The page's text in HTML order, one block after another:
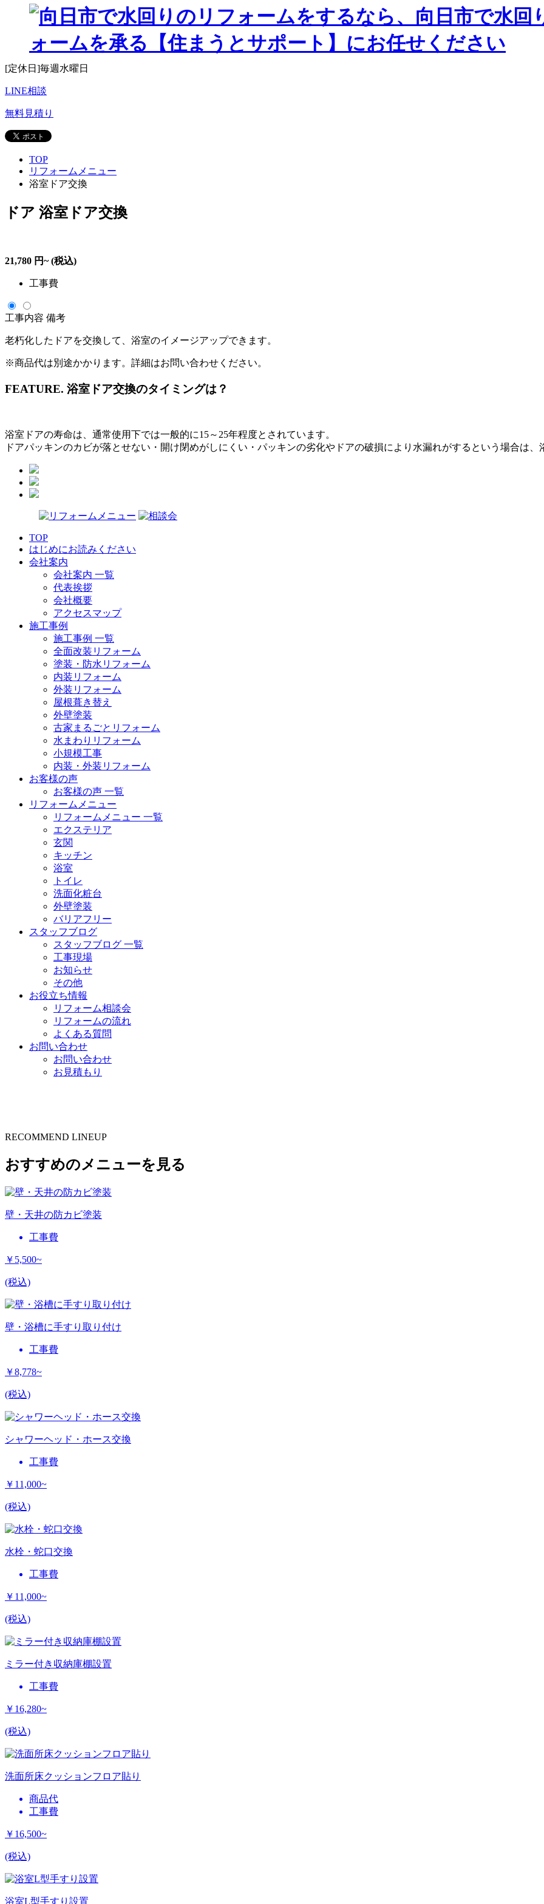
[受付]9:00~20:00[定休日]毎週水曜日
電話相談
[受付]9:00~20:00
[定休日]毎週水曜日
LINE相談
無料見積り
TOP
リフォームメニュー
浴室ドア交換
ドア 浴室ドア交換
21,780 円~(税込)
工事費
工事内容 備考
老朽化したドアを交換して、浴室のイメージアップできます。
※商品代は別途かかります。詳細はお問い合わせください。
FEATURE. 浴室ドア交換のタイミングは？
浴室ドアの寿命は、通常使用下では一般的に15～25年程度とされています。
ドアパッキンのカビが落とせない・開け閉めがしにくい・パッキンの劣化やドアの破損により水漏れがするという場合は
TOP
はじめにお読みください
会社案内
会社案内 一覧
代表挨拶
会社概要
アクセスマップ
施工事例
施工事例 一覧
全面改装リフォーム
塗装・防水リフォーム
内装リフォーム
外装リフォーム
屋根葺き替え
外壁塗装
古家まるごとリフォーム
水まわりリフォーム
小規模工事
内装・外装リフォーム
お客様の声
お客様の声 一覧
リフォームメニュー
リフォームメニュー 一覧
エクステリア
玄関
キッチン
浴室
トイレ
洗面化粧台
外壁塗装
バリアフリー
スタッフブログ
スタッフブログ 一覧
工事現場
お知らせ
その他
お役立ち情報
リフォーム相談会
リフォームの流れ
よくある質問
お問い合わせ
お問い合わせ
お見積もり
RECOMMEND LINEUP
おすすめのメニューを見る
壁・天井の防カビ塗装
工事費
￥5,500~
(税込)
壁・浴槽に手すり取り付け
工事費
￥8,778~
(税込)
シャワーヘッド・ホース交換
工事費
￥11,000~
(税込)
水栓・蛇口交換
工事費
￥11,000~
(税込)
ミラー付き収納庫棚設置
工事費
￥16,280~
(税込)
洗面所床クッションフロア貼り
商品代
工事費
￥16,500~
(税込)
浴室L型手すり設置